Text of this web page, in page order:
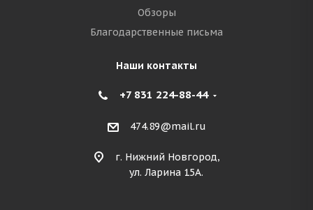
Обзоры
Благодарственные письма
Наши контакты
+7 831 224-88-44
474.89@mail.ru
г. Нижний Новгород,
ул. Ларина 15А.